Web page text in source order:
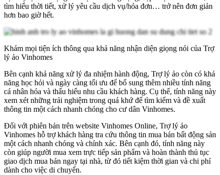
tìm hiểu thời tiết, xử lý yêu cầu dịch vụ/hóa đơn… trở nên đơn giản
hơn bao giờ hết.
Khám mọi tiện ích thông qua khả năng nhận diện giọng nói của Trợ
lý ảo Vinhomes
Bên cạnh khả năng xử lý đa nhiệm hành động, Trợ lý ảo còn có khả
năng học hỏi và ngày càng tối ưu để bổ sung thêm nhiều tính năng
cá nhân hóa và thấu hiểu nhu cầu khách hàng. Cụ thể, tính năng này
xem xét những trải nghiệm trong quá khứ để tìm kiếm và đề xuất
thông tin một cách nhanh chóng cho cư dân Vinhomes.
Đối với phiên bản trên website Vinhomes Online, Trợ lý ảo
Vinhomes hỗ trợ khách hàng tra cứu thông tin mua bán bất động sản
một cách nhanh chóng và chính xác. Bên cạnh đó, tính năng này
còn giúp người mua xem trực tiếp sản phẩm và hoàn thành thủ tục
giao dịch mua bán ngay tại nhà, từ đó tiết kiệm thời gian và chi phí
dành cho việc di chuyển.